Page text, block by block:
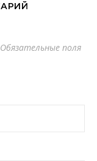
Обязательные поля